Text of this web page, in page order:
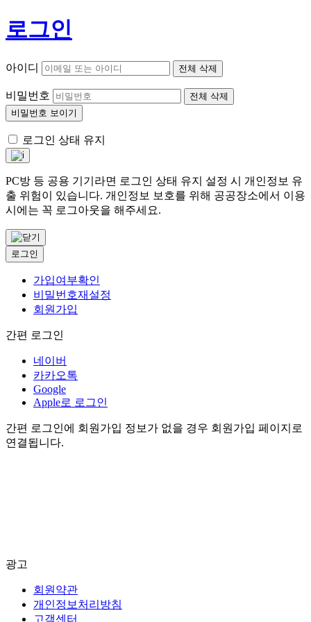
로그인
아이디 전체 삭제
비밀번호
전체 삭제
비밀번호 보이기
로그인 상태 유지
PC방 등 공용 기기라면 로그인 상태 유지 설정 시 개인정보 유
출 위험이 있습니다. 개인정보 보호를 위해 공공장소에서 이용
시에는 꼭 로그아웃을 해주세요.
로그인
가입여부확인
비밀번호재설정
회원가입
간편 로그인
네이버
카카오톡
Google
Apple로 로그인
간편 로그인에 회원가입 정보가 없을 경우 회원가입 페이지로
연결됩니다.
광고
회원약관
개인정보처리방침
고객센터